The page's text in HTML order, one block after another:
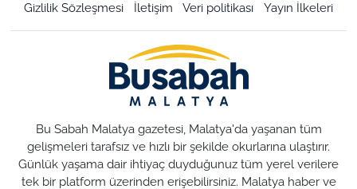
Gizlilik Sözleşmesi İletişim Veri politikası Yayın İlkeleri
Bu Sabah Malatya gazetesi, Malatya'da yaşanan tüm
gelişmeleri tarafsız ve hızlı bir şekilde okurlarına ulaştırır.
Günlük yaşama dair ihtiyaç duyduğunuz tüm yerel verilere
tek bir platform üzerinden erişebilirsiniz. Malatya haber ve